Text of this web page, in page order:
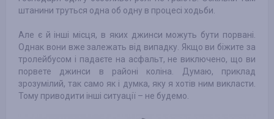
штанини труться одна об одну в процесі ходьби.
Але є й інші місця, в яких джинси можуть бути порвані.
Однак вони вже залежать від випадку. Якщо ви біжите за
тролейбусом і падаєте на асфальт, не виключено, що ви
порвете джинси в районі коліна. Думаю, приклад
зрозумілий, так само як і думка, яку я хотів ним викласти.
Тому приводити інші ситуації – не будемо.